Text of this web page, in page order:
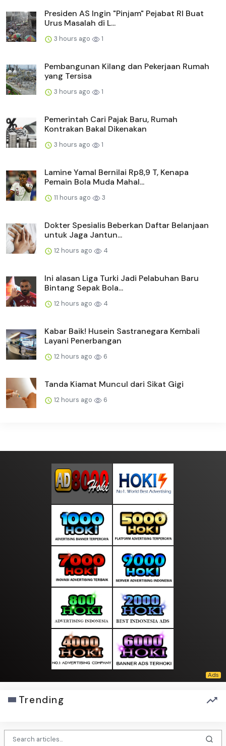
Presiden AS Ingin "Pinjam" Pejabat RI Buat
Urus Masalah di L...
3 hours ago 1
Pembangunan Kilang dan Pekerjaan Rumah
yang Tersisa
3 hours ago 1
Pemerintah Cari Pajak Baru, Rumah
Kontrakan Bakal Dikenakan
3 hours ago 1
Lamine Yamal Bernilai Rp8,9 T, Kenapa
Pemain Bola Muda Mahal...
11 hours ago 3
Dokter Spesialis Beberkan Daftar Belanjaan
untuk Jaga Jantun...
12 hours ago 4
Ini alasan Liga Turki Jadi Pelabuhan Baru
Bintang Sepak Bola...
12 hours ago 4
Kabar Baik! Husein Sastranegara Kembali
Layani Penerbangan
12 hours ago 6
Tanda Kiamat Muncul dari Sikat Gigi
12 hours ago 6
Trending